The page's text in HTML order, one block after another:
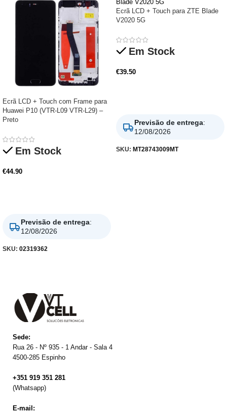
Ecrã LCD + Touch com Frame para
Huawei P10 (VTR-L09 VTR-L29) –
Preto
Em Stock
€44.90
Previsão de entrega:
12/08/2026
SKU: 02319362
Ecrã LCD + Touch para ZTE Blade
V2020 5G
Em Stock
€39.50
Previsão de entrega:
12/08/2026
SKU: MT28743009MT
Sede:
Rua 26 - Nº 935 - 1 Andar - Sala 4
4500-285 Espinho
+351 919 351 281
(Whatsapp)
E-mail: